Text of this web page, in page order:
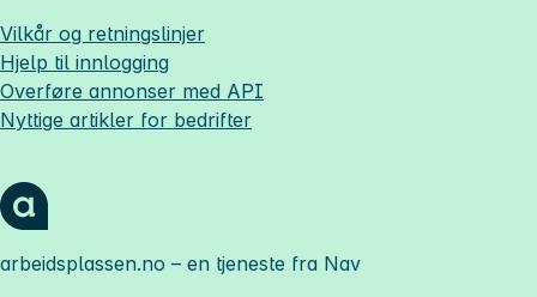
Vilkår og retningslinjer
Hjelp til innlogging
Overføre annonser med API
Nyttige artikler for bedrifter
arbeidsplassen.no – en tjeneste fra Nav